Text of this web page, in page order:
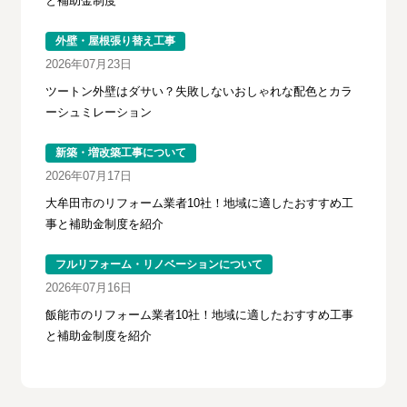
外壁・屋根張り替え工事
2026年07月23日
ツートン外壁はダサい？失敗しないおしゃれな配色とカラ
ーシュミレーション
新築・増改築工事について
2026年07月17日
大牟田市のリフォーム業者10社！地域に適したおすすめ工
事と補助金制度を紹介
フルリフォーム・リノベーションについて
2026年07月16日
飯能市のリフォーム業者10社！地域に適したおすすめ工事
と補助金制度を紹介